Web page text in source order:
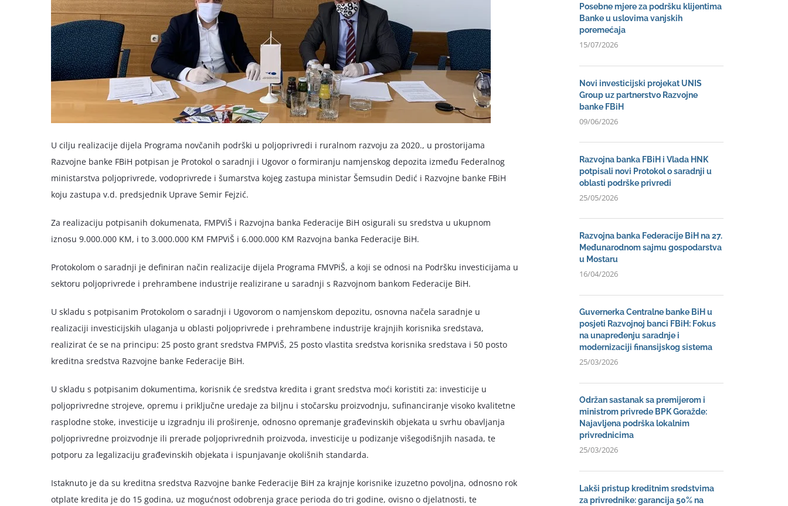
U cilju realizacije dijela Programa novčanih podrški u poljoprivredi i ruralnom razvoju za 2020., u prostorijama
Razvojne banke FBiH potpisan je Protokol o saradnji i Ugovor o formiranju namjenskog depozita između Federalnog
ministarstva poljoprivrede, vodoprivrede i šumarstva kojeg zastupa ministar Šemsudin Dedić i Razvojne banke FBiH
koju zastupa v.d. predsjednik Uprave Semir Fejzić.
Za realizaciju potpisanih dokumenata, FMPViŠ i Razvojna banka Federacije BiH osigurali su sredstva u ukupnom
iznosu 9.000.000 KM, i to 3.000.000 KM FMPViŠ i 6.000.000 KM Razvojna banka Federacije BiH.
Protokolom o saradnji je definiran način realizacije dijela Programa FMVPiŠ, a koji se odnosi na Podršku investicijama u
sektoru poljoprivrede i prehrambene industrije realizirane u saradnji s Razvojnom bankom Federacije BiH.
U skladu s potpisanim Protokolom o saradnji i Ugovorom o namjenskom depozitu, osnovna načela saradnje u
realizaciji investicijskih ulaganja u oblasti poljoprivrede i prehrambene industrije krajnjih korisnika sredstava,
realizirat će se na principu: 25 posto grant sredstva FMPViŠ, 25 posto vlastita sredstva korisnika sredstava i 50 posto
kreditna sredstva Razvojne banke Federacije BiH.
U skladu s potpisanim dokumentima, korisnik će sredstva kredita i grant sredstva moći koristiti za: investicije u
poljoprivredne strojeve, opremu i priključne uredaje za biljnu i stočarsku proizvodnju, sufinanciranje visoko kvalitetne
rasplodne stoke, investicije u izgradnju ili proširenje, odnosno opremanje građevinskih objekata u svrhu obavljanja
poljoprivredne proizvodnje ili prerade poljoprivrednih proizvoda, investicije u podizanje višegodišnjih nasada, te
potporu za legalizaciju građevinskih objekata i ispunjavanje okolišnih standarda.
Istaknuto je da su kreditna sredstva Razvojne banke Federacije BiH za krajnje korisnike izuzetno povoljna, odnosno rok
otplate kredita je do 15 godina, uz mogućnost odobrenja grace perioda do tri godine, ovisno o djelatnosti, te
Posebne mjere za podršku klijentima
Banke u uslovima vanjskih
poremećaja
15/07/2026
Novi investicijski projekat UNIS
Group uz partnerstvo Razvojne
banke FBiH
09/06/2026
Razvojna banka FBiH i Vlada HNK
potpisali novi Protokol o saradnji u
oblasti podrške privredi
25/05/2026
Razvojna banka Federacije BiH na 27.
Međunarodnom sajmu gospodarstva
u Mostaru
16/04/2026
Guvernerka Centralne banke BiH u
posjeti Razvojnoj banci FBiH: Fokus
na unapređenju saradnje i
modernizaciji finansijskog sistema
25/03/2026
Održan sastanak sa premijerom i
ministrom privrede BPK Goražde:
Najavljena podrška lokalnim
privrednicima
25/03/2026
Lakši pristup kreditnim sredstvima
za privrednike: garancija 50% na